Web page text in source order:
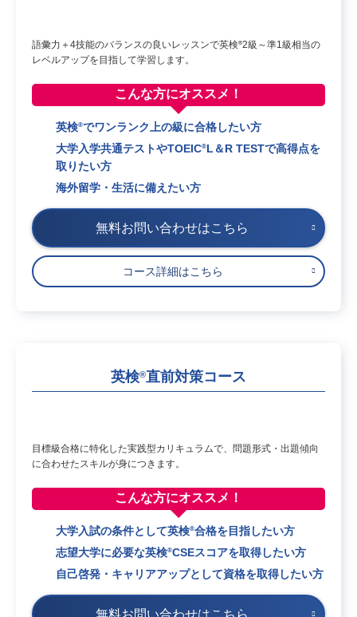
語彙力＋4技能のバランスの良いレッスンで英検®2級～準1級相当の
レベルアップを目指して学習します。
こんな方にオススメ！
英検®でワンランク上の級に合格したい方
大学入学共通テストやTOEIC®L＆R TESTで高得点を
取りたい方
海外留学・生活に備えたい方
無料お問い合わせはこちら
コース詳細はこちら
英検®直前対策コース
目標級合格に特化した実践型カリキュラムで、問題形式・出題傾向
に合わせたスキルが身につきます。
こんな方にオススメ！
大学入試の条件として英検®合格を目指したい方
志望大学に必要な英検®CSEスコアを取得したい方
自己啓発・キャリアアップとして資格を取得したい方
無料お問い合わせはこちら